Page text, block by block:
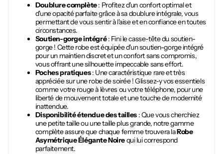
Doublure complète: Profitez d'un confort optimal et
d'une opacité parfaite grâce à sa doublure intégrale, vous
permettant de vous sentir à l'aise et en confiance en toutes
circonstances.
Soutien-gorge intégré: Fini le casse-tête du soutien-
gorge ! Cette robe est équipée d'un soutien-gorge intégré
pour un maintien discret et un confort sans compromis,
vous offrant une silhouette impeccable sans effort.
Poches pratiques: Une caractéristique rare et très
appréciée sur une robe de soirée ! Glissez-y vos essentiels
comme votre rouge à lèvres ou votre téléphone, pour une
liberté de mouvement totale et une touche de modernité
inattendue.
Disponibilité étendue des tailles : Que vous cherchiez
une petite taille ou une taille plus grande, notre gamme
complète assure que chaque femme trouvera laRobe
Asymétrique Élégante Noirequi lui correspond
parfaitement.